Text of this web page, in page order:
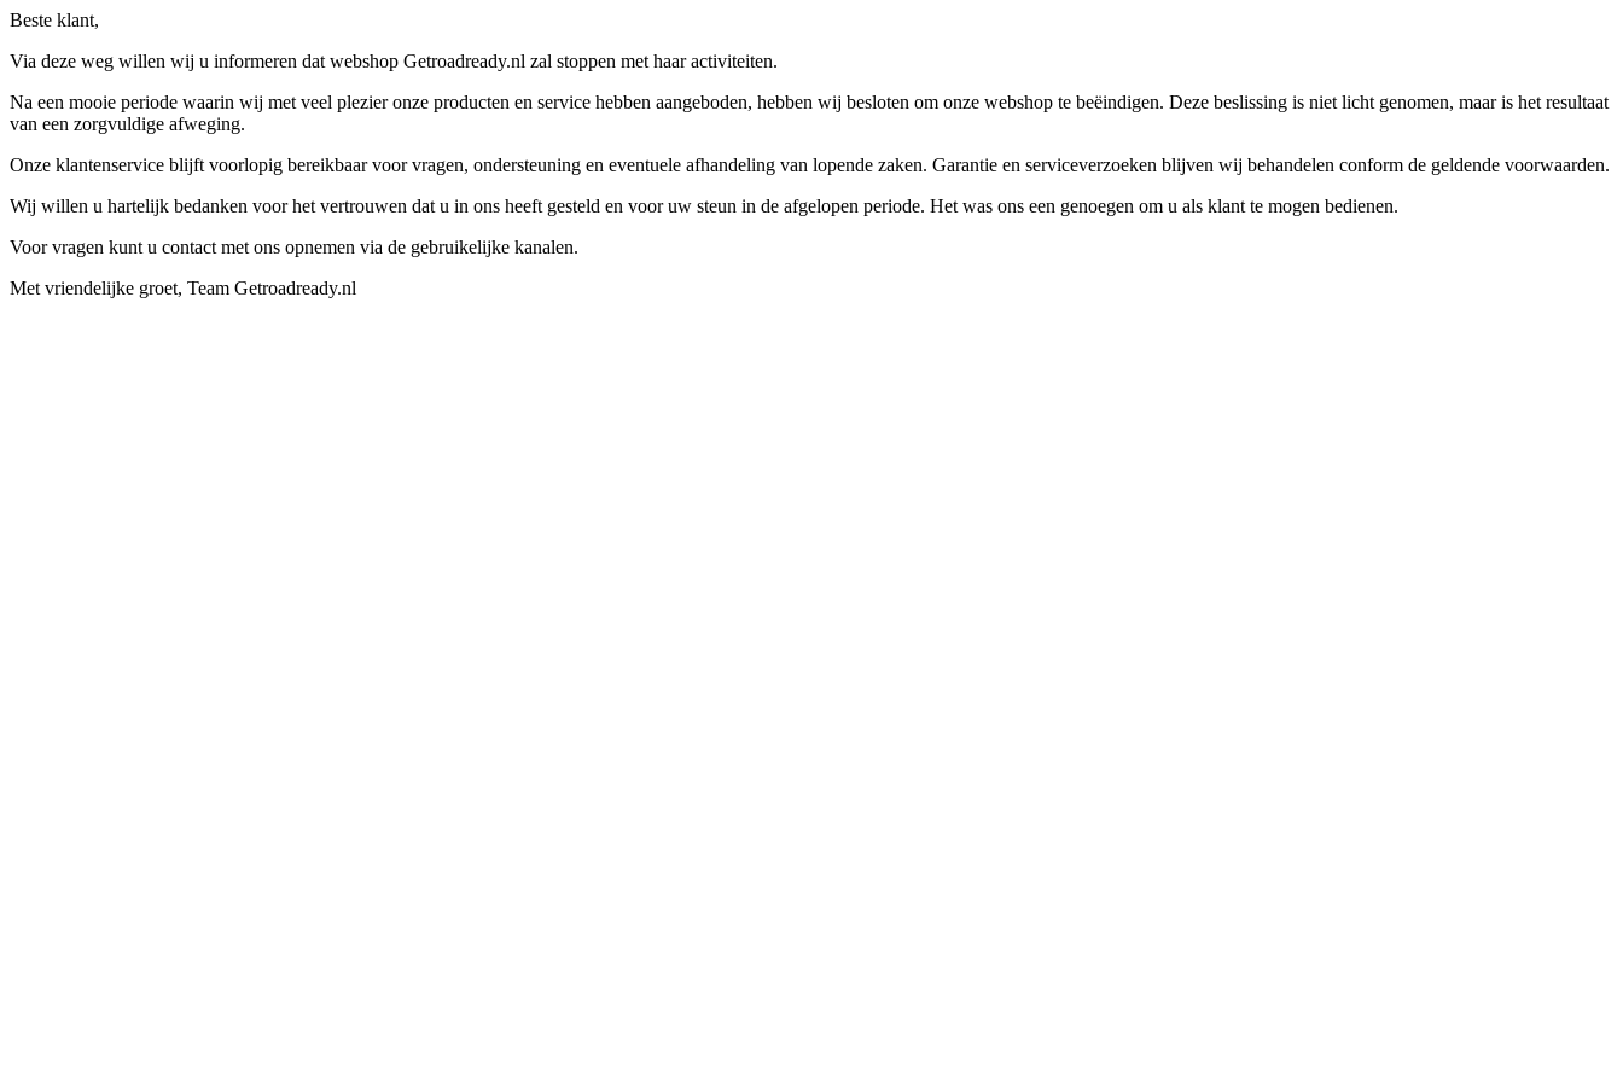
Beste klant,
Via deze weg willen wij u informeren dat webshop Getroadready.nl zal stoppen met haar activiteiten.
Na een mooie periode waarin wij met veel plezier onze producten en service hebben aangeboden, hebben wij besloten om onze webshop te beëindigen. Deze beslissing is niet licht genomen, maar is het resultaat
van een zorgvuldige afweging.
Onze klantenservice blijft voorlopig bereikbaar voor vragen, ondersteuning en eventuele afhandeling van lopende zaken. Garantie en serviceverzoeken blijven wij behandelen conform de geldende voorwaarden.
Wij willen u hartelijk bedanken voor het vertrouwen dat u in ons heeft gesteld en voor uw steun in de afgelopen periode. Het was ons een genoegen om u als klant te mogen bedienen.
Voor vragen kunt u contact met ons opnemen via de gebruikelijke kanalen.
Met vriendelijke groet, Team Getroadready.nl